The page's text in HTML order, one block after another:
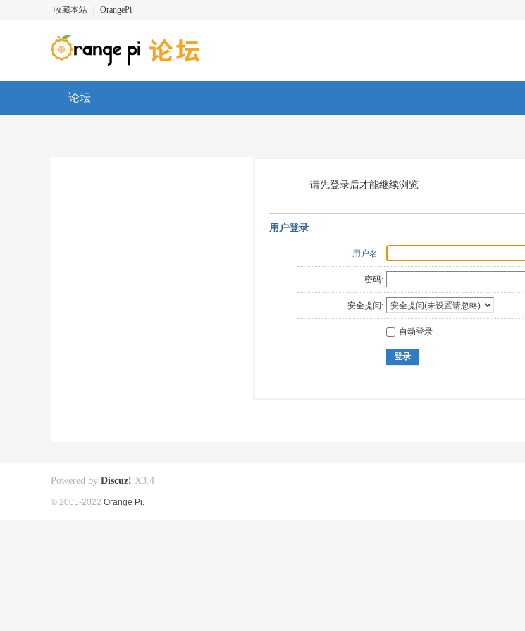
收藏本站 OrangePi
论坛
请先登录后才能继续浏览
用户登录
用户名
密码:
安全提问:
自动登录
登录
Powered by Discuz! X3.4
© 2005-2022 Orange Pi.